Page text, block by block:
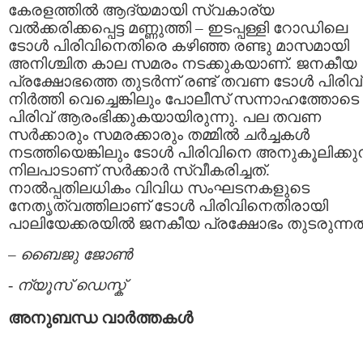
കേരളത്തിൽ ആദ്യമായി സ്വകാര്യ
വല്‍ക്കരിക്കപ്പെട്ട മണ്ണുത്തി – ഇടപ്പള്ളി റോഡിലെ
ടോൾ പിരിവിനെതിരെ കഴിഞ്ഞ രണ്ടു മാസമായി
അനിശ്ചിത കാല സമരം നടക്കുകയാണ്. ജനകീയ
പ്രക്ഷോഭത്തെ തുടര്‍ന്ന് രണ്ട് തവണ ടോള്‍ പിരിവ്
നിര്‍ത്തി വെച്ചെങ്കിലും പോലീസ് സന്നാഹത്തോടെ
പിരിവ് ആരംഭിക്കുകയായിരുന്നു. പല തവണ
സര്‍ക്കാരും സമരക്കാരും തമ്മില്‍ ചര്‍ച്ചകള്‍
നടത്തിയെങ്കിലും ടോള്‍ പിരിവിനെ
നിലപാടാണ് സര്‍ക്കാര്‍ സ്വീകരിച്ചത്.
നാല്‍പ്പതിലധികം വിവിധ സംഘടനകളുടെ
നേതൃത്വത്തിലാണ് ടോൾ പിരിവിനെതിരായി
പാലിയേക്കരയില്‍ ജനകീയ പ്രക്ഷോഭം
– ബൈജു ജോൺ
- ന്യൂസ് ഡെസ്ക്
അനുബന്ധ വാര്‍ത്തകള്‍